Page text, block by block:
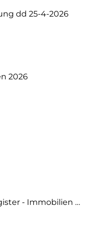
dd 25-4-2026
2026
Auszug aus dem öffentlichen Register - Immobilien Hyp4 81311 52